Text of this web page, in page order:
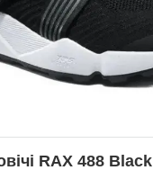
RAX 488 Black